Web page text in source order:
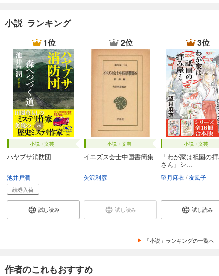
小説 ランキング
1位
小説・文芸
ハヤブサ消防団
池井戸潤
続巻入荷
試し読み
2位
小説・文芸
イエズス会士中国書簡集
矢沢利彦
試し読み
3位
小説・文芸
「わが家は祇園の
さん」シ...
望月麻衣 友風子
試し読み
「小説」ランキングの一覧へ
作者のこれもおすすめ